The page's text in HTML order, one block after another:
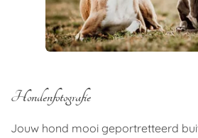
Hondenfotografie
Jouw hond mooi geportretteerd